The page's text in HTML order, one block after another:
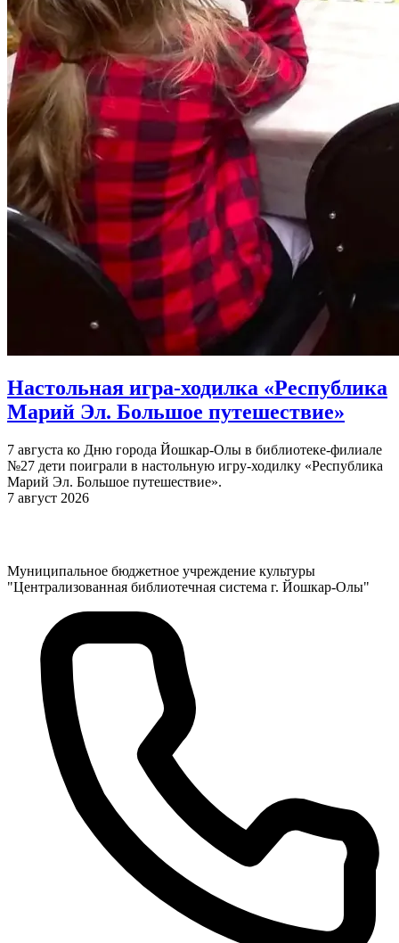
Настольная игра-ходилка «Республика
Марий Эл. Большое путешествие»
7 августа ко Дню города Йошкар-Олы в библиотеке-филиале
№27 дети поиграли в настольную игру-ходилку «Республика
Марий Эл. Большое путешествие».
7 август 2026
Муниципальное бюджетное учреждение культуры
"Централизованная библиотечная система г. Йошкар-Олы"